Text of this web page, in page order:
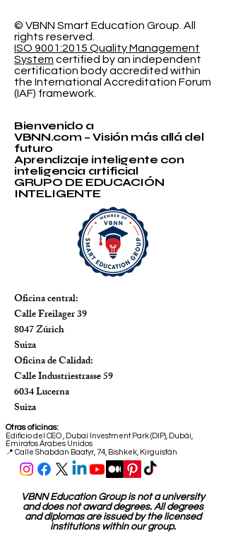
© VBNN Smart Education Group. All
rights reserved.
ISO 9001:2015 Quality Management
System certified by an independent
certification body accredited within
the International Accreditation Forum
(IAF) framework.
Bienvenido a
VBNN.com – Visión más allá del
futuro
Aprendizaje inteligente con
inteligencia artificial
GRUPO DE EDUCACIÓN
INTELIGENTE
Oficina central:
Calle Freilager 39
8047 Zúrich
Suiza
Oficina de Calidad:
Calle Industriestrasse 59
6034 Lucerna
Suiza
Otras oficinas:
Edificio del CEO
Dubai Investment Park (DIP), Dubái,
Emiratos Árabes Unidos
📍 Calle Shabdan Baatyr, 74, Bishkek, Kirguistán
VBNN Education Group is not a university
and does not award degrees. All degrees
and diplomas are issued by the licensed
institutions within our group.